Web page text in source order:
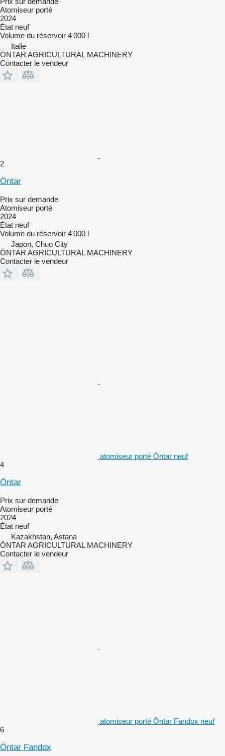
Atomiseur porté
2024
État neuf
Volume du réservoir 4 000 l
Italie
ÖNTAR AGRICULTURAL MACHINERY
Contacter le vendeur
2
Öntar
Prix sur demande
Atomiseur porté
2024
État neuf
Volume du réservoir 4 000 l
Japon, Chuo City
ÖNTAR AGRICULTURAL MACHINERY
Contacter le vendeur
atomiseur porté Öntar neuf
4
Öntar
Prix sur demande
Atomiseur porté
2024
État neuf
Kazakhstan, Astana
ÖNTAR AGRICULTURAL MACHINERY
Contacter le vendeur
atomiseur porté Öntar Fandox neuf
6
Öntar Fandox